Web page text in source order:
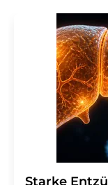
Starke